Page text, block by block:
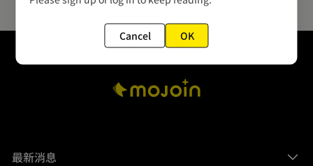
最新消息
Cancel OK